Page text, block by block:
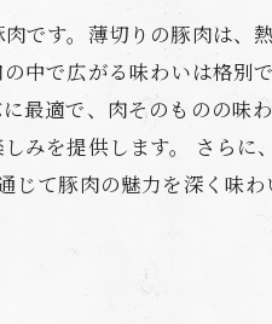
です。薄切りの豚肉は、
中で広がる味わいは格別
最適で、肉そのものの味
みを提供します。 さらに
じて豚肉の魅力を深く味